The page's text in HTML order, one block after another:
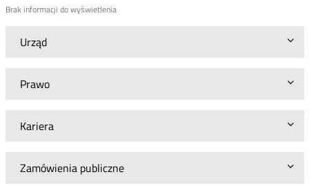
Urząd
Prawo
Kariera
Zamówienia publiczne
Brak informacji do wyświetlenia